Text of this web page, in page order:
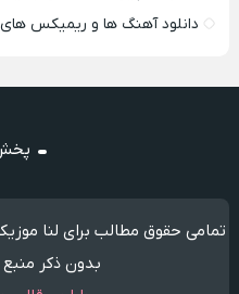
دانلود آهنگ ها و ریمیکس های
تمامی حقوق مطالب برای لنا
بدون ذکر